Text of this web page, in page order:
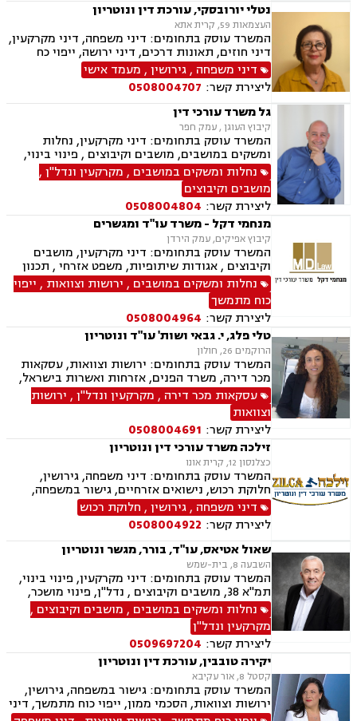
נטלי יורובסקי, עורכת דין ונוטריון
העצמאות 59, קרית אתא
המשרד עוסק בתחומים: דיני משפחה, דיני מקרקעין,
דיני חוזים, תאונות דרכים, דיני ירושה, ייפוי כח
מתמשך, אפוטרופסות, מזונות , משמורת , ייצוג מול
משרד הפנים בעניין אזרחות ותושבות קבע, התרת
נישואין, אבהות , לרבות טיפול בעניין האבהות בנוהל
חו"ל, עריכת הסכמי יחסי ממון ו/או הסכמי חיים
משותפים ואישורם בבתי משפט ו/או כנוטריון ,גישור,
, ייצוג בבתי משפט ,עריכת צוואות וטיפול בעניין צו
ירושה וצו קיום צוואה ,חוות דעת בדין רוסי
ואוקראיני, שירותי נוטריון_, טיפול בעסקאות
מקרקעין, רישום בטאבו.
דיני משפחה ,גירושין, מעמד אישי
ליצירת קשר: 0508004707
גל משרד עורכי דין
קיבוץ העוגן , עמק חפר
המשרד עוסק בתחומים: דיני מקרקעין, נחלות
ומשקים במושבים, מושבים וקיבוצים , פינוי בינוי,
תמ"א 38, עסקאות מכר דירה, רשות מקרקעי ישראל,
השקעות בחו"ל, קבוצות רכישה, נדל"ן, מגרשים
לבניה , רישום קבלנים, נדל"ן ביהודה ושומרון, מיסוי
נדל"ן, נוטריון, מגשרים
נחלות ומשקים במושבים , מקרקעין ונדל"ן,
מושבים וקיבוצים
ליצירת קשר: 0508004804
מנחמי דקל - משרד עו"ד ומגשרים
קיבוץ אפיקים, עמק הירדן
המשרד עוסק בתחומים: דיני מקרקעין, מושבים
וקיבוצים , אגודות שיתופיות, משפט אזרחי , תכנון
ובניה, ירושות וצוואות, ייפוי כוח מתמשך, מסחר
בינלאומי, בתים משותפים, דיני עבודה, דיני חברות,
חדלות פרעון, ליווי עסקי, נזיקין, נזקי גוף, חקלאי-
עסקי, מגשרים.
נחלות ומשקים במושבים , ירושות וצוואות , ייפוי
כוח מתמשך
ליצירת קשר: 0508004964
טלי פלג, י. גבאי ושות' עו"ד ונוטריון
הרוקמים 26, חולון
המשרד עוסק בתחומים: ירושות וצוואות, עסקאות
מכר דירה, משרד הפנים, אזרחות ואשרות בישראל,
דיני משפחה, דיני מקרקעין
עסקאות מכר דירה , מקרקעין ונדל"ן, ירושות
וצוואות
ליצירת קשר: 0508004691
זילכה משרד עורכי דין ונוטריון
כצלנסון 12, קרית אונו
המשרד עוסק בתחומים: דיני משפחה, גירושין,
חלוקת רכוש, נישואים אזרחיים, גישור במשפחה,
ירושות וצוואות, הסכמי ממון, אפוטרופסות,
משמורת, מזונות, ייפוי כוח מתמשך, דיני עבודה,
דיני מקרקעין, תמ"א 38, מגרשים לבניה , הפקעת
קרקעות, פינוי בינוי, תכנון ובניה, עסקאות מכר דירה,
ליקויי בנייה, מיסוי נדל"ן, נדל"ן, נזיקין, לשון הרע,
תאונות דרכים, תאונות עבודה, דיני חברות, ליווי
עסקי, ליווי מיזמי סטארטאפ, קניין רוחני, רשלנות
רפואית, רשלנות רפואית - רפואת שיניים, משרד
הביטחון, נכי צה"ל, משפט צבאי
דיני משפחה ,גירושין, חלוקת רכוש
ליצירת קשר: 0508004922
שאול אטיאס, עו"ד, בורר, מגשר ונוטריון
השבעה 8, בית-שמש
המשרד עוסק בתחומים: דיני מקרקעין, פינוי בינוי,
תמ"א 38, מושבים וקיבוצים , נדל"ן, פינוי מושכר,
תכנון ובניה, קבוצות רכישה, עסקאות מכר דירה,
גישור ובוררויות, אזרחי מסחרי, ייפוי כוח מתמשך,
נוטריון
נחלות ומשקים במושבים , מושבים וקיבוצים ,
מקרקעין ונדל"ן
ליצירת קשר: 0509697204
יקירה טובבין, עורכת דין ונוטריון
קסטל 8, אור עקיבא
המשרד עוסק בתחומים: גישור במשפחה, גירושין,
ירושות וצוואות, הסכמי ממון, ייפוי כוח מתמשך, דיני
מקרקעין, עסקאות מכר דירה, נזיקין, תאונות דרכים,